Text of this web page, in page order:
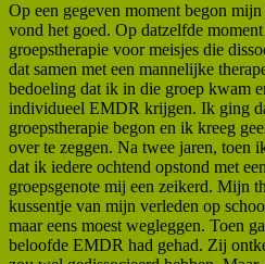
Op een gegeven moment begon
vond het goed. Op datzelfde
groepstherapie voor meisjes die
dat samen met een mannelijke
bedoeling dat ik in die groep kwam
individueel EMDR krijgen. Ik ging
groepstherapie begon en ik kreeg
over te zeggen. Na twee jaren, toen
dat ik iedere ochtend opstond met
groepsgenote mij een zeikerd. Mijn
kussentje van mijn verleden op
maar eens moest wegleggen. Toen
beloofde EMDR had gehad. Zij